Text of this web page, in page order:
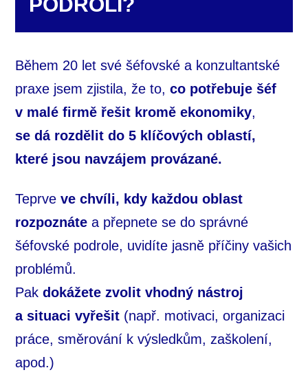
Během 20 let své šéfovské a konzultantské
praxe jsem zjistila, že to,co potřebuje šéf
v malé firmě řešit kromě ekonomiky,
se dá rozdělit do 5 klíčových oblastí,
které jsou navzájem provázané.
Teprveve chvíli, kdy každou oblast
rozpoznáte a přepnete se do správné
šéfovské podrole, uvidíte jasně příčiny vašich
problémů.
Pakdokážete zvolit vhodný nástroj
a situaci vyřešit (např. motivaci, organizaci
práce, směrování k výsledkům, zaškolení,
apod.)